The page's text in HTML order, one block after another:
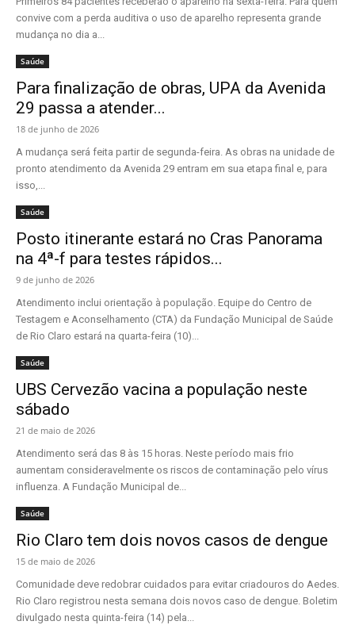
convive com a perda auditiva o uso de aparelho representa grande
mudança no dia a...
Saúde
Para finalização de obras, UPA da Avenida
29 passa a atender...
18 de junho de 2026
A mudança será feita partir de segunda-feira. As obras na unidade de
pronto atendimento da Avenida 29 entram em sua etapa final e, para
isso,...
Saúde
Posto itinerante estará no Cras Panorama
na 4ª-f para testes rápidos...
9 de junho de 2026
Atendimento inclui orientação à população. Equipe do Centro de
Testagem e Aconselhamento (CTA) da Fundação Municipal de Saúde
de Rio Claro estará na quarta-feira (10)...
Saúde
UBS Cervezão vacina a população neste
sábado
21 de maio de 2026
Atendimento será das 8 às 15 horas. Neste período mais frio
aumentam consideravelmente os riscos de contaminação pelo vírus
influenza. A Fundação Municipal de...
Saúde
Rio Claro tem dois novos casos de dengue
15 de maio de 2026
Comunidade deve redobrar cuidados para evitar criadouros do Aedes.
Rio Claro registrou nesta semana dois novos caso de dengue. Boletim
divulgado nesta quinta-feira (14) pela...